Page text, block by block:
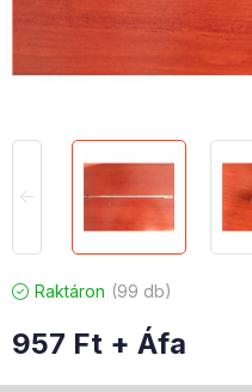
Raktáron 99 db
957 Ft + Áfa